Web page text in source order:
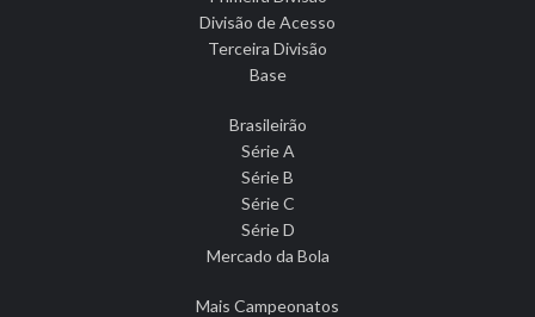
Divisão de Acesso
Terceira Divisão
Base
Brasileirão
Série A
Série B
Série C
Série D
Mercado da Bola
Mais Campeonatos